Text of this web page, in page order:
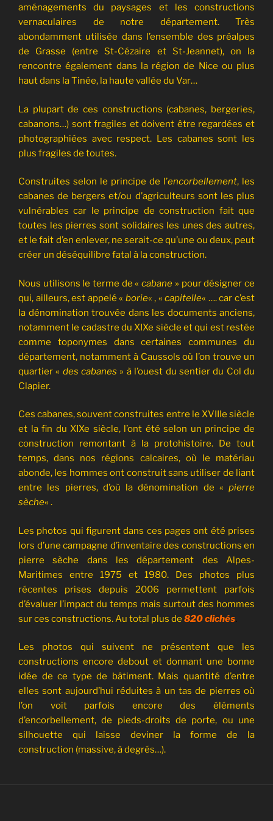
aménagements du paysages et les constructions
vernaculaires de notre département. Très
abondamment utilisée dans l’ensemble des préalpes
de Grasse (entre St-Cézaire et St-Jeannet), on la
rencontre également dans la région de Nice ou plus
haut dans la Tinée, la haute vallée du Var…
La plupart de ces constructions (cabanes, bergeries,
cabanons…) sont fragiles et doivent être regardées et
photographiées avec respect. Les cabanes sont les
plus fragiles de toutes.
Construites selon le principe de l’encorbellement, les
cabanes de bergers et/ou d’agriculteurs sont les plus
vulnérables car le principe de construction fait que
toutes les pierres sont solidaires les unes des autres,
et le fait d’en enlever, ne serait-ce qu’une ou deux, peut
créer un déséquilibre fatal à la construction.
Nous utilisons le terme de «cabane » pour désigner ce
qui, ailleurs, est appelé « borie« , «capitelle« …. car c’est
la dénomination trouvée dans les documents anciens,
notamment le cadastre du XIXe siècle et qui est restée
comme toponymes dans certaines communes du
département, notamment à Caussols où l’on trouve un
quartier « des cabanes » à l’ouest du sentier du Col du
Clapier.
Ces cabanes, souvent construites entre le XVIIIe siècle
et la fin du XIXe siècle, l’ont été selon un principe de
construction remontant à la protohistoire. De tout
temps, dans nos régions calcaires, où le matériau
abonde, les hommes ont construit sans utiliser de liant
entre les pierres, d’où la dénomination de « pierre
sèche« .
Les photos qui figurent dans ces pages ont été prises
lors d’une campagne d’inventaire des constructions en
pierre sèche dans les département des Alpes-
Maritimes entre 1975 et 1980. Des photos plus
récentes prises depuis 2006 permettent parfois
d’évaluer l’impact du temps mais surtout des hommes
sur ces constructions. Au total plus de 820 clichés.
Les photos qui suivent ne présentent que les
constructions encore debout et donnant une bonne
idée de ce type de bâtiment. Mais quantité d’entre
elles sont aujourd’hui réduites à un tas de pierres où
l’on voit parfois encore des éléments
d’encorbellement, de pieds-droits de porte, ou une
silhouette qui laisse deviner la forme de la
construction (massive, à degrés…).